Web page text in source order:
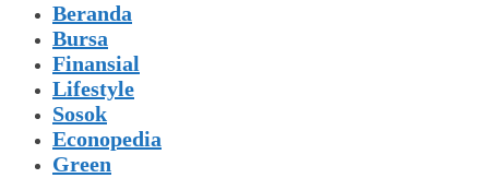
Beranda
Bursa
Finansial
Lifestyle
Sosok
Econopedia
Green